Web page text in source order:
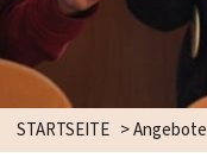
STARTSEITE >Angebote